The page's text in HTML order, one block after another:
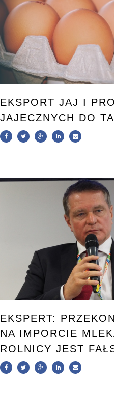
EKSPORT JAJ I
JAJECZNYCH DO
EKSPERT:
NA IMPORCIE
ROLNICY JEST